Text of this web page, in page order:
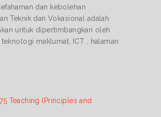
dan kebolehan
Teknik dan Vokasional adalah
untuk dipertimbangkan oleh
maklumat, ICT , halaman
Teaching (Principles and